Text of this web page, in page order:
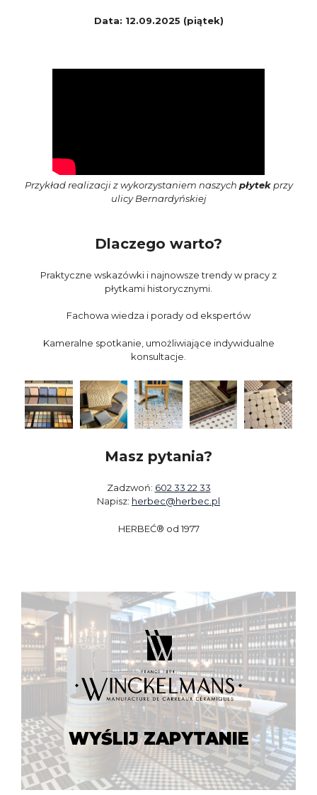
Data: 12.09.2025 (piątek)
Przykład realizacji z wykorzystaniem naszych płytek przy
ulicy Bernardyńskiej
Dlaczego warto?
Praktyczne wskazówki i najnowsze trendy w pracy z
płytkami historycznymi.
Fachowa wiedza i porady od ekspertów
Kameralne spotkanie, umożliwiające indywidualne
konsultacje.
Masz pytania?
Zadzwoń: 602 33 22 33
Napisz: herbec@herbec.pl
HERBEĆ® od 1977
WYŚLIJ ZAPYTANIE